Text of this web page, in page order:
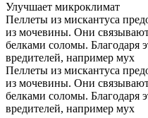
Улучшает микроклимат
Пеллеты из мискантуса
из мочевины. Они
белками соломы. Благодаря
вредителей, например мух
Пеллеты из мискантуса
из мочевины. Они
белками соломы. Благодаря
вредителей, например мух